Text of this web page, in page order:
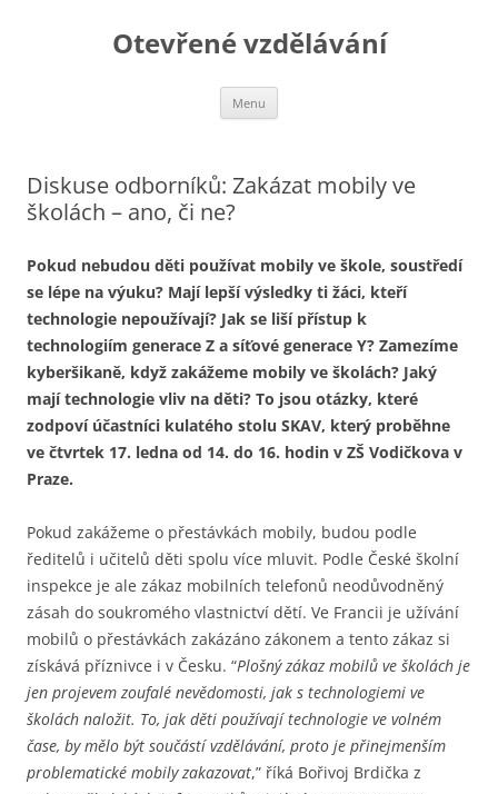
Otevřené vzdělávání
Menu
Diskuse odborníků: Zakázat mobily ve
školách – ano, či ne?
Pokud nebudou děti používat mobily ve škole, soustředí
se lépe na výuku? Mají lepší výsledky ti žáci, kteří
technologie nepoužívají? Jak se liší přístup k
technologiím generace Z a síťové generace Y? Zamezíme
kyberšikaně, když zakážeme mobily ve školách? Jaký
mají technologie vliv na děti? To jsou otázky, které
zodpoví účastníci kulatého stolu SKAV, který proběhne
ve čtvrtek 17. ledna od 14. do 16. hodin v ZŠ Vodičkova v
Praze.
Pokud zakážeme o přestávkách mobily, budou podle
ředitelů i učitelů děti spolu více mluvit. Podle České školní
inspekce je ale zákaz mobilních telefonů neodůvodněný
zásah do soukromého vlastnictví dětí. Ve Francii je užívání
mobilů o přestávkách zakázáno zákonem a tento zákaz si
získává příznivce i v Česku. “Plošný zákaz mobilů ve školách je
jen projevem zoufalé nevědomosti, jak s technologiemi ve
školách naložit. To, jak děti používají technologie ve volném
čase, by mělo být součástí vzdělávání, proto je přinejmenším
problematické mobily zakazovat,” říká Bořivoj Brdička z